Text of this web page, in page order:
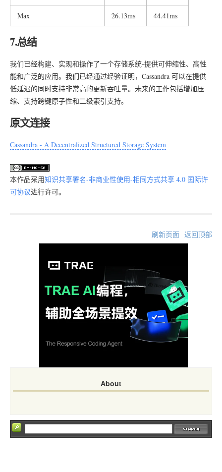
Max 26.13ms 44.41ms
7.总结
我们已经构建、实现和操作了一个存储系统-提供可伸缩性、高性
能和广泛的应用。我们已经通过经验证明，Cassandra 可以在提供
低延迟的同时支持非常高的更新吞吐量。未来的工作包括增加压
缩、支持跨键原子性和二级索引支持。
原文连接
Cassandra - A Decentralized Structured Storage System
本作品采用知识共享署名-非商业性使用-相同方式共享 4.0 国际许
可协议进行许可。
刷新页面 返回顶部
About